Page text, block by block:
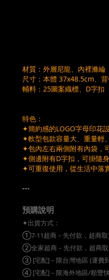
材質：外層尼龍、內裡滌綸
尺寸：本體 37x48.5cm、
輔料：25圖案織標、D字扣
特色：
✦簡約感的LOGO字母印花
✦軟型包款容量大、重量輕
✦包內左右兩側附有內袋，
✦側邊附有D字扣，可掛隨身
✦可重復使用，從生活中落
---
預購說明
✦出貨方式：
①7-11超商－先付款，超商取
②全家超商－先付款，超商取
③ [宅配]－限台灣地區 (運費
④ [宅配]－限海外地區/順豐